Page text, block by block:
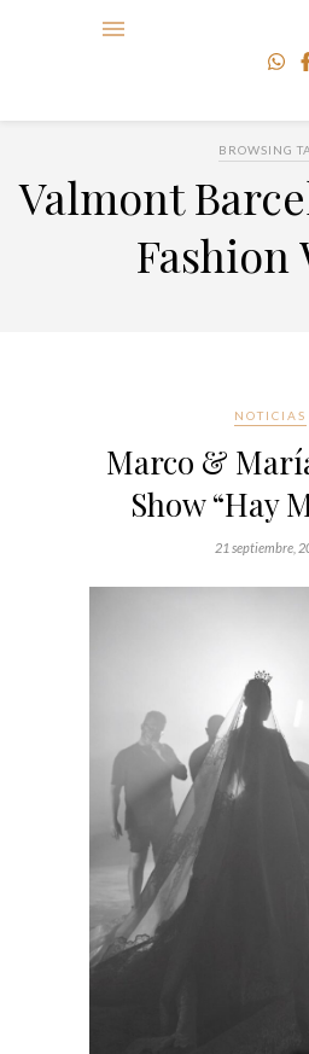
BROWSING
Valmont
Fashion
NOTICIAS
Marco &
Show “Hay
21 septiembre,